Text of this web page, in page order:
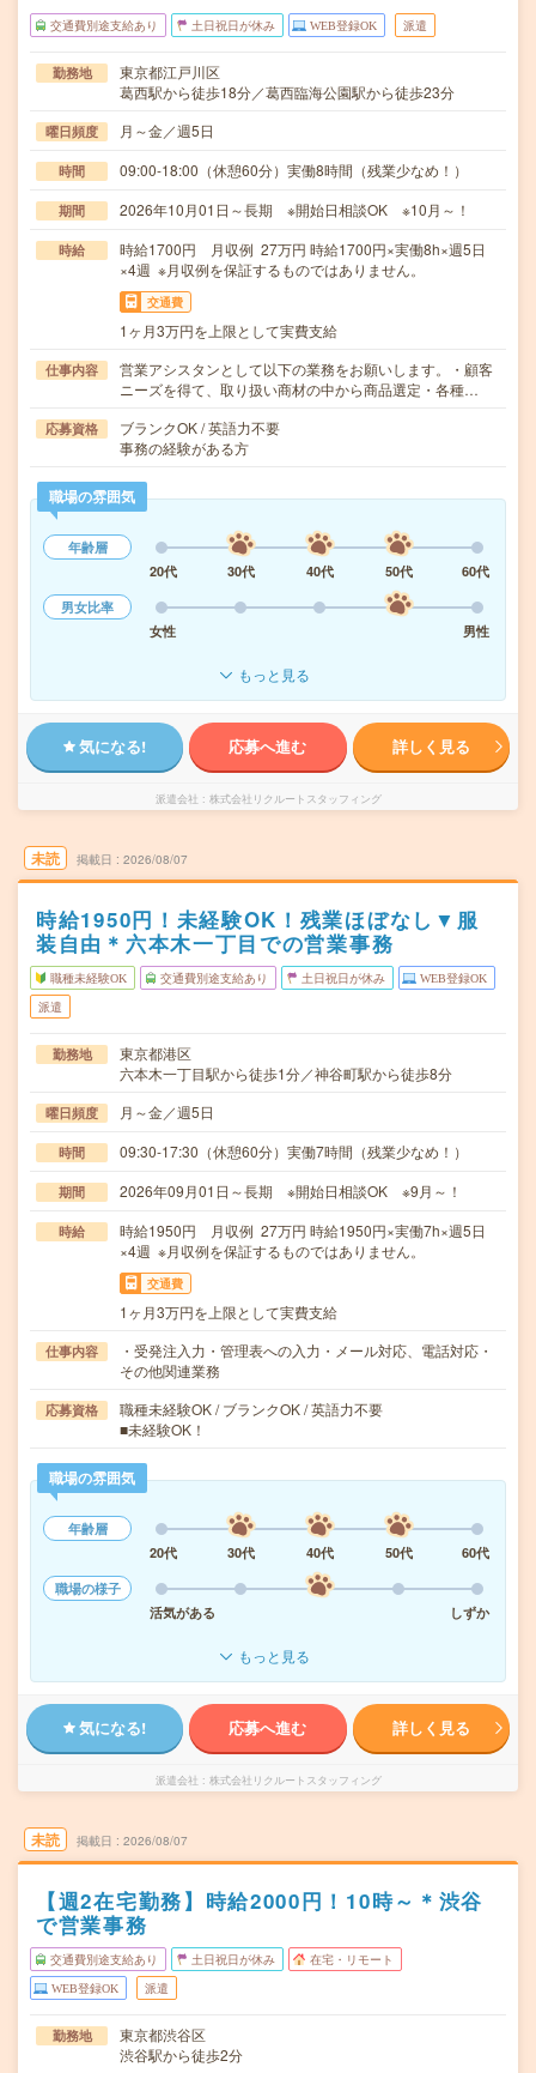
交通費別途支給あり 土日祝日が休み WEB登録OK 派遣
勤務地
東京都江戸川区
葛西駅から徒歩18分／葛西臨海公園駅から徒歩23分
曜日頻度 月～金／週5日
時間 09:00-18:00（休憩60分）実働8時間（残業少なめ！）
期間 2026年10月01日～長期 ※開始日相談OK ※10月～！
時給
時給1700円 月収例 27万円 時給1700円×実働8h×週5日
×4週 ※月収例を保証するものではありません。
交通費
1ヶ月3万円を上限として実費支給
仕事内容
営業アシスタンとして以下の業務をお願いします。・顧客
ニーズを得て、取り扱い商材の中から商品選定・各種…
応募資格
ブランクOK / 英語力不要
事務の経験がある方
職場の雰囲気
年齢層
20代
30代 40代 50代
60代
男女比率
女性
男性
もっと見る
気になる! 応募へ進む 詳しく見る
派遣会社 株式会社リクルートスタッフィング
未読 掲載日 2026/08/07
時給1950円！未経験OK！残業ほぼなし▼服
装自由＊六本木一丁目での営業事務
職種未経験OK 交通費別途支給あり 土日祝日が休み WEB登録OK
派遣
勤務地
東京都港区
六本木一丁目駅から徒歩1分／神谷町駅から徒歩8分
曜日頻度 月～金／週5日
時間 09:30-17:30（休憩60分）実働7時間（残業少なめ！）
期間 2026年09月01日～長期 ※開始日相談OK ※9月～！
時給
時給1950円 月収例 27万円 時給1950円×実働7h×週5日
×4週 ※月収例を保証するものではありません。
交通費
1ヶ月3万円を上限として実費支給
仕事内容
・受発注入力・管理表への入力・メール対応、電話対応・
その他関連業務
応募資格
職種未経験OK / ブランクOK / 英語力不要
■未経験OK！
職場の雰囲気
年齢層
20代
30代 40代 50代
60代
職場の様子
活気がある
しずか
もっと見る
気になる! 応募へ進む 詳しく見る
派遣会社 株式会社リクルートスタッフィング
未読 掲載日 2026/08/07
【週2在宅勤務】時給2000円！10時～＊渋谷
で営業事務
交通費別途支給あり 土日祝日が休み 在宅・リモート
WEB登録OK 派遣
勤務地
東京都渋谷区
渋谷駅から徒歩2分